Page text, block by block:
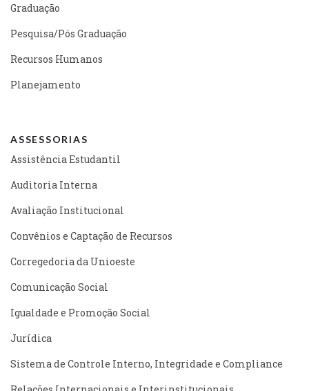
Graduação
Pesquisa/Pós Graduação
Recursos Humanos
Planejamento
ASSESSORIAS
Assistência Estudantil
Auditoria Interna
Avaliação Institucional
Convênios e Captação de Recursos
Corregedoria da Unioeste
Comunicação Social
Igualdade e Promoção Social
Jurídica
Sistema de Controle Interno, Integridade e Compliance